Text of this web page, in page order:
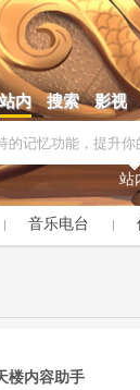
站内 搜索 影视
站
音乐电台
楼内容助手